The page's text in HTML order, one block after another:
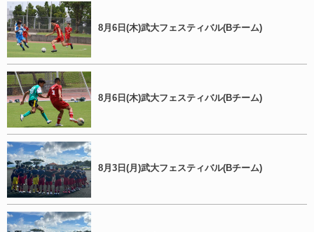
8月6日(木)武大フェスティバル(Bチーム)
8月6日(木)武大フェスティバル(Bチーム)
8月3日(月)武大フェスティバル(Bチーム)